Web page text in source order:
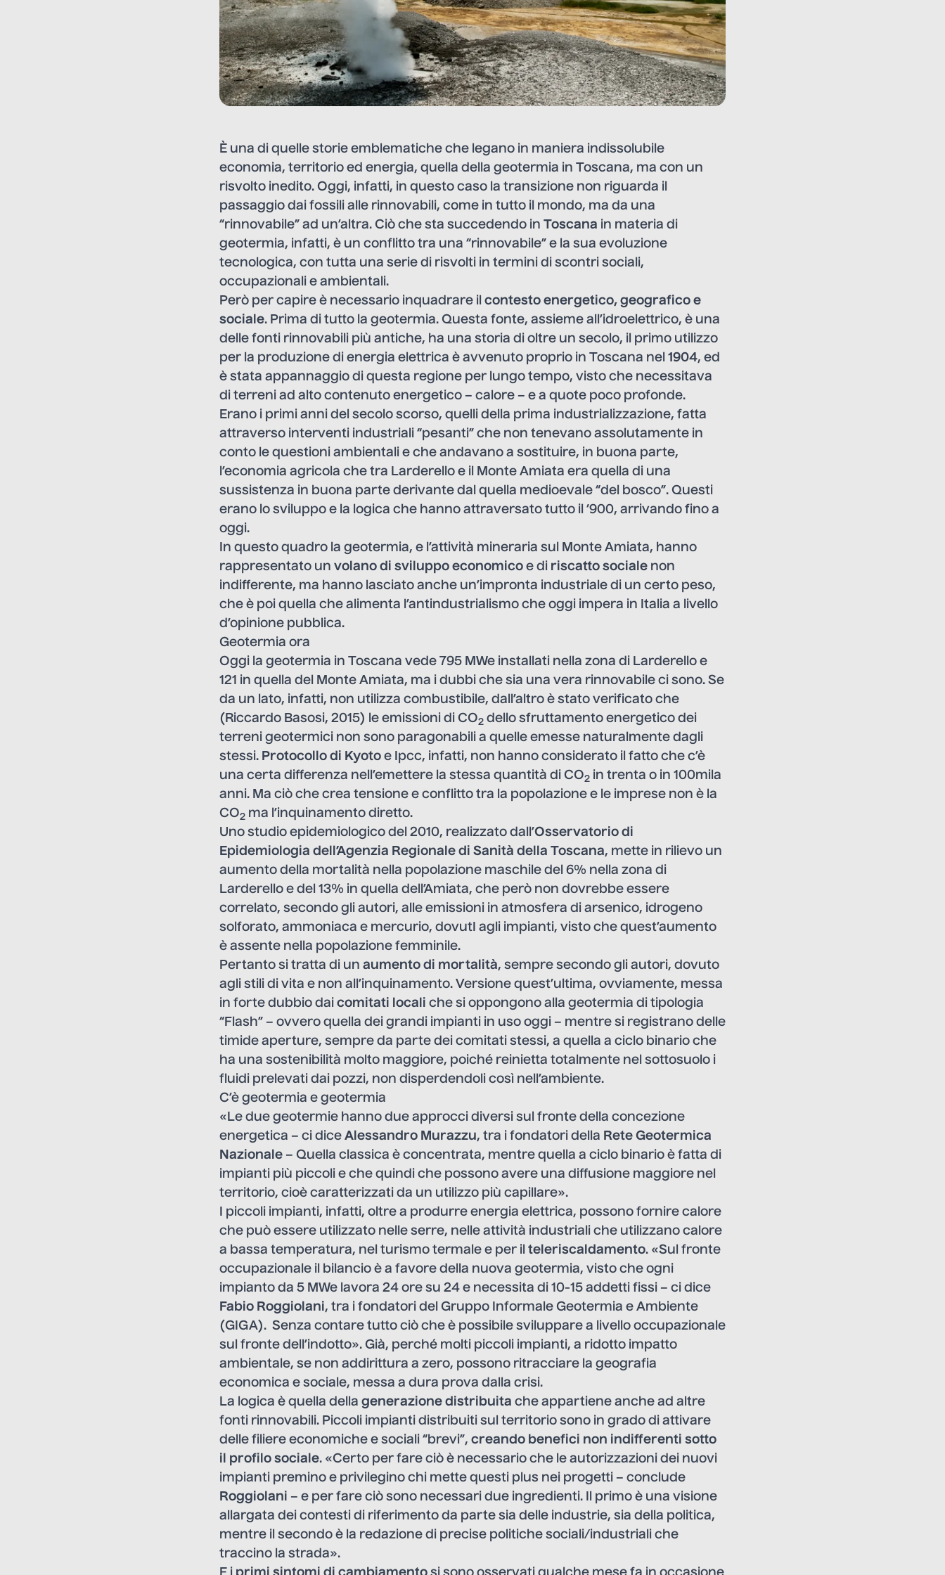
È una di quelle storie emblematiche che legano in maniera indissolubile
economia, territorio ed energia, quella della geotermia in Toscana, ma con un
risvolto inedito. Oggi, infatti, in questo caso la transizione non riguarda il
passaggio dai fossili alle rinnovabili, come in tutto il mondo, ma da una
“rinnovabile” ad un’altra. Ciò che sta succedendo in Toscana in materia di
geotermia, infatti, è un conflitto tra una “rinnovabile” e la sua evoluzione
tecnologica, con tutta una serie di risvolti in termini di scontri sociali,
occupazionali e ambientali.
Però per capire è necessario inquadrare il contesto energetico, geografico e
sociale. Prima di tutto la geotermia. Questa fonte, assieme all’idroelettrico, è una
delle fonti rinnovabili più antiche, ha una storia di oltre un secolo, il primo utilizzo
per la produzione di energia elettrica è avvenuto proprio in Toscana nel 1904, ed
è stata appannaggio di questa regione per lungo tempo, visto che necessitava
di terreni ad alto contenuto energetico – calore – e a quote poco profonde.
Erano i primi anni del secolo scorso, quelli della prima industrializzazione, fatta
attraverso interventi industriali “pesanti” che non tenevano assolutamente in
conto le questioni ambientali e che andavano a sostituire, in buona parte,
l’economia agricola che tra Larderello e il Monte Amiata era quella di una
sussistenza in buona parte derivante dal quella medioevale “del bosco”. Questi
erano lo sviluppo e la logica che hanno attraversato tutto il ‘900, arrivando fino a
oggi.
In questo quadro la geotermia, e l’attività mineraria sul Monte Amiata, hanno
rappresentato un volano di sviluppo economico e di riscatto sociale non
indifferente, ma hanno lasciato anche un’impronta industriale di un certo peso,
che è poi quella che alimenta l’antindustrialismo che oggi impera in Italia a livello
d’opinione pubblica.
Geotermia ora
Oggi la geotermia in Toscana vede 795 MWe installati nella zona di Larderello e
121 in quella del Monte Amiata, ma i dubbi che sia una vera rinnovabile ci sono. Se
da un lato, infatti, non utilizza combustibile, dall’altro è stato verificato che
( Riccardo Basosi, 2015) le emissioni di CO2 dello sfruttamento energetico dei
terreni geotermici non sono paragonabili a quelle emesse naturalmente dagli
stessi. Protocollo di Kyoto e Ipcc, infatti, non hanno considerato il fatto che c’è
una certa differenza nell’emettere la stessa quantità di CO2 in trenta o in 100mila
anni. Ma ciò che crea tensione e conflitto tra la popolazione e le imprese non è la
CO2 ma l’inquinamento diretto.
Uno studio epidemiologico del 2010, realizzato dall’Osservatorio di
Epidemiologia dell’Agenzia Regionale di Sanità della Toscana, mette in rilievo un
aumento della mortalità nella popolazione maschile del 6% nella zona di
Larderello e del 13% in quella dell’Amiata, che però non dovrebbe essere
correlato, secondo gli autori, alle emissioni in atmosfera di arsenico, idrogeno
solforato, ammoniaca e mercurio, dovutI agli impianti, visto che quest’aumento
è assente nella popolazione femminile.
Pertanto si tratta di un aumento di mortalità, sempre secondo gli autori, dovuto
agli stili di vita e non all’inquinamento. Versione quest’ultima, ovviamente, messa
in forte dubbio dai comitati locali che si oppongono alla geotermia di tipologia
“Flash” – ovvero quella dei grandi impianti in uso oggi – mentre si registrano delle
timide aperture, sempre da parte dei comitati stessi, a quella a ciclo binario che
ha una sostenibilità molto maggiore, poiché reinietta totalmente nel sottosuolo i
fluidi prelevati dai pozzi, non disperdendoli così nell’ambiente.
C’è geotermia e geotermia
«Le due geotermie hanno due approcci diversi sul fronte della concezione
energetica – ci dice Alessandro Murazzu, tra i fondatori della Rete Geotermica
Nazionale – Quella classica è concentrata, mentre quella a ciclo binario è fatta di
impianti più piccoli e che quindi che possono avere una diffusione maggiore nel
territorio, cioè caratterizzati da un utilizzo più capillare».
I piccoli impianti, infatti, oltre a produrre energia elettrica, possono fornire calore
che può essere utilizzato nelle serre, nelle attività industriali che utilizzano calore
a bassa temperatura, nel turismo termale e per il teleriscaldamento. «Sul fronte
occupazionale il bilancio è a favore della nuova geotermia, visto che ogni
impianto da 5 MWe lavora 24 ore su 24 e necessita di 10-15 addetti fissi – ci dice
Fabio Roggiolani, tra i fondatori del Gruppo Informale Geotermia e Ambiente
(GIGA). Senza contare tutto ciò che è possibile sviluppare a livello occupazionale
sul fronte dell’indotto». Già, perché molti piccoli impianti, a ridotto impatto
ambientale, se non addirittura a zero, possono ritracciare la geografia
economica e sociale, messa a dura prova dalla crisi.
La logica è quella della generazione distribuita che appartiene anche ad altre
fonti rinnovabili. Piccoli impianti distribuiti sul territorio sono in grado di attivare
delle filiere economiche e sociali “brevi”, creando benefici non indifferenti sotto
il profilo sociale. «Certo per fare ciò è necessario che le autorizzazioni dei nuovi
impianti premino e privilegino chi mette questi plus nei progetti – conclude
Roggiolani – e per fare ciò sono necessari due ingredienti. Il primo è una visione
allargata dei contesti di riferimento da parte sia delle industrie, sia della politica,
mentre il secondo è la redazione di precise politiche sociali/industriali che
traccino la strada».